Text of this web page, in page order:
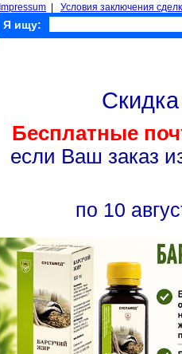
Impressum Условия заключения
Я ищу:
Бесплатные
если Ваш заказ
по 10